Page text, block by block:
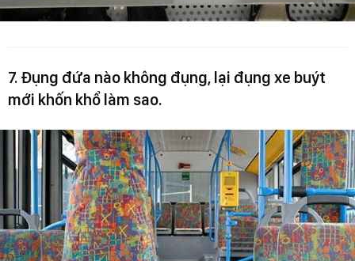
7. Đụng đứa nào không đụng, lại đụng xe buýt
mới khốn khổ làm sao.